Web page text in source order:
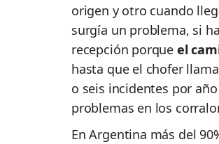
origen y otro cuando
surgía un problema, si
recepción porque el
hasta que el chofer
o seis incidentes por
problemas en los
En Argentina más del